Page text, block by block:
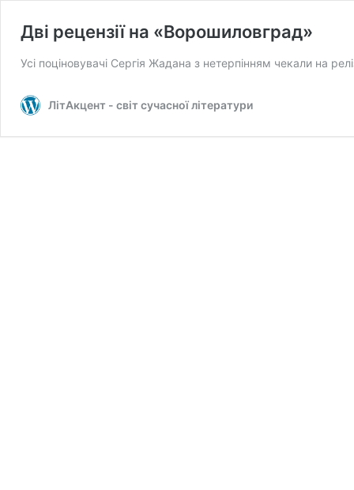
Дві рецензії на «Ворошиловград»
Усі поціновувачі Сергія Жадана з нетерпінням чекали на
ЛітАкцент - світ сучасної літератури